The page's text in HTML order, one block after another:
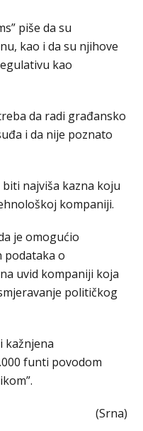
piše da su
kao i da su njihove
kao
da radi građansko
i da nije poznato
najviša kazna koju
kompaniji.
je omogućio
podataka o
uvid kompaniji koja
političkog
kažnjena
funti povodom
(Srna)